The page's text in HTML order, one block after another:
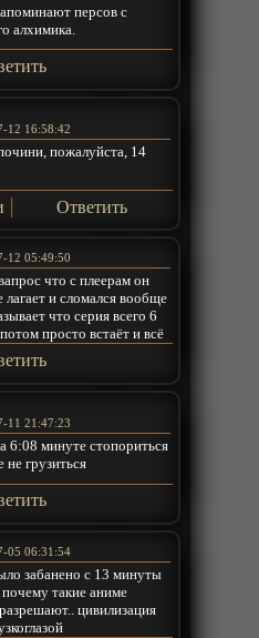
персов с
алхимика.
12 16:58:42
пожалуйста, 14
Ответить
12 05:49:50
что с плеерам он
лагает и сломался вообще
что серия всего 6
просто встаёт и всё
11 21:47:23
6:08 минуте стопориться
не грузиться
05 06:31:54
забанено с 13 минуты
почему такие аниме
цивилизация